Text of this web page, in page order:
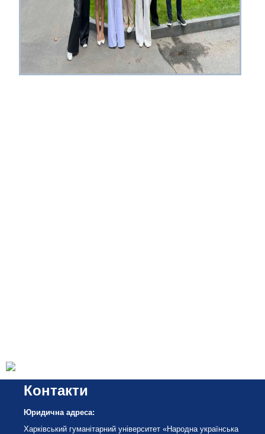
Контакти
Юридична адреса:
Харківський гуманітарний університет «Народна українська